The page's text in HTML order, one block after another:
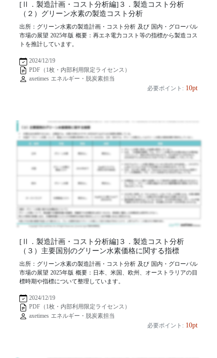
[Ⅱ．製造計画・コスト分析編]３．製造コスト分析
（２）グリーン水素の製造コスト分析
出所：グリーン水素の製造計画・コスト分析 及び 国内・グローバル
市場の展望 2025年版 概要：再エネ電力コスト等の指標から製造コス
トを推計しています。
2024/12/19
PDF（1枚・内部利用限定ライセンス）
axetimes エネルギー・脱炭素担当
必要ポイント: 10pt
[Ⅱ．製造計画・コスト分析編]３．製造コスト分析
（３）主要国別のグリーン水素価格に関する指標
出所：グリーン水素の製造計画・コスト分析 及び 国内・グローバル
市場の展望 2025年版 概要：日本、米国、欧州、オーストラリアの目
標時期や指標について整理しています。
2024/12/19
PDF（1枚・内部利用限定ライセンス）
axetimes エネルギー・脱炭素担当
必要ポイント: 10pt